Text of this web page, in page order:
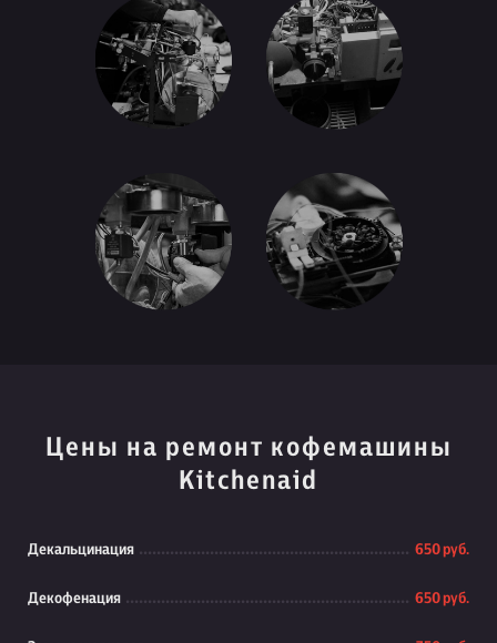
Цены на ремонт кофемашины
Kitchenaid
Декальцинация 650 руб.
Декофенация 650 руб.